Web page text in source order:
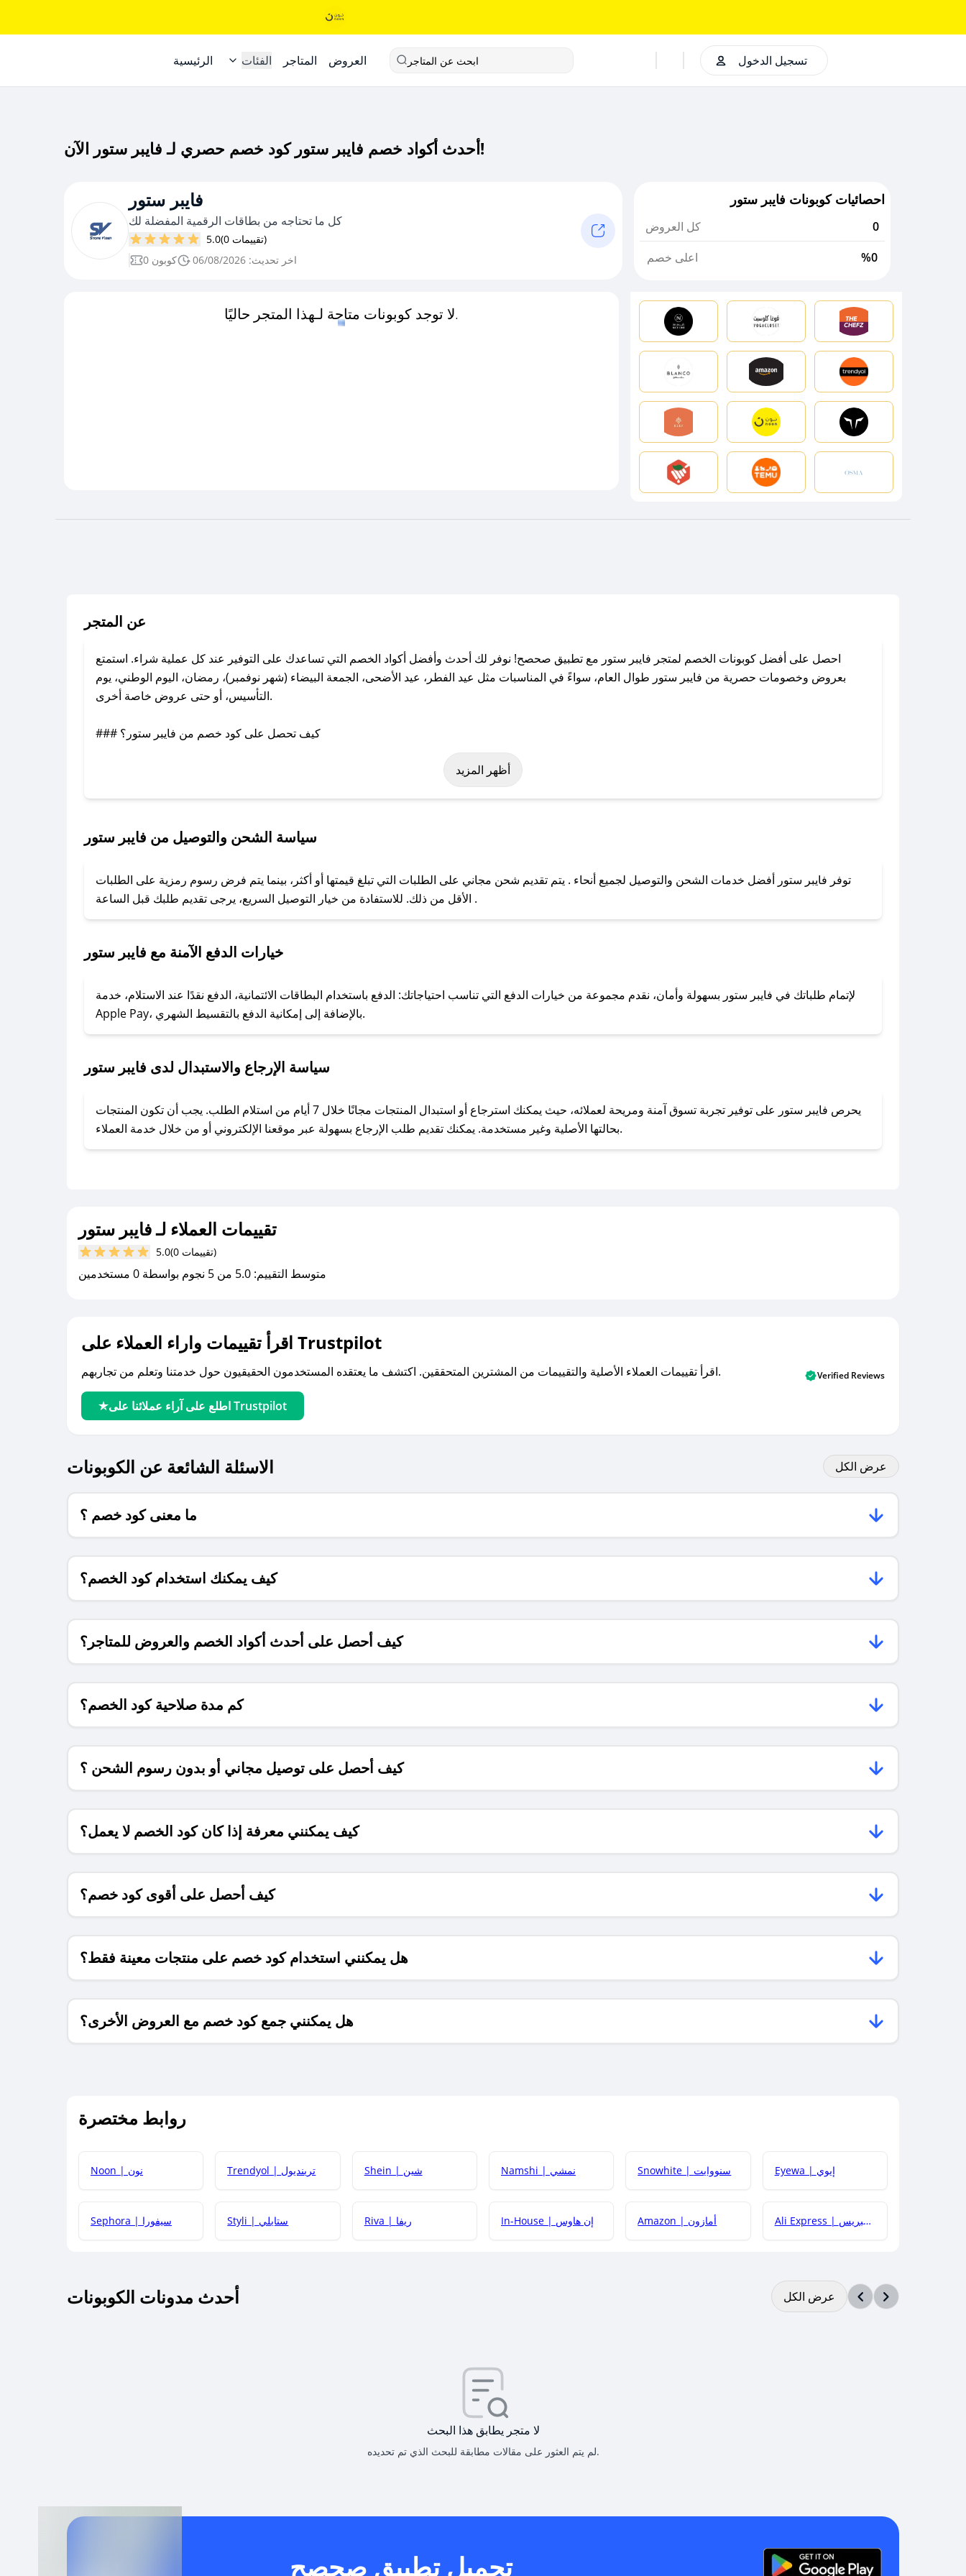
الرئيسية الفئات المتاجر العروض ابحث عن المتاجر تسجيل الدخول
أحدث أكواد خصم فايبر ستور كود خصم حصري لـ فايبر ستور الآن!
فايبر ستور
كل ما تحتاجه من بطاقات الرقمية المفضلة لك
5.0
(0 تقييمات)
0 كوبون
اخر تحديث: 06/08/2026
احصائيات كوبونات فايبر ستور
كل العروض
0
اعلى خصم
%0
لا توجد كوبونات متاحة لـهذا المتجر حاليًا.
عن المتجر
احصل على أفضل كوبونات الخصم لمتجر فايبر ستور مع تطبيق صحصح! نوفر لك أحدث وأفضل أكواد الخصم التي تساعدك على التوفير عند كل عملية شراء. استمتع
بعروض وخصومات حصرية من فايبر ستور طوال العام، سواءً في المناسبات مثل عيد الفطر، عيد الأضحى، الجمعة البيضاء (شهر نوفمبر)، رمضان، اليوم الوطني، يوم
التأسيس، أو حتى عروض خاصة أخرى.
### كيف تحصل على كود خصم من فايبر ستور؟
باستخدام تطبيق صحصح، يمكنك العثور بسهولة على كود خصم فايبر ستور. وفي حال عدم توفر الكوبون، تواصل معنا عبر تويتر أو البريد الإلكتروني لإضافته بسرعة.
لا تقلق! يمكنك التواصل مع فريق دعم صحصح عبر الرسائل الخاصة على تويتر أو البريد الإلكتروني، وسنقوم بحل المشكلة في أسرع وقت ممكن.
### ماذا أفعل إذا لم أجد كود خصم لمتجري المفضل؟
للحصول على كوبونات وخصومات حصرية، قم بما يلي:
- اضغط على أيقونة متابعة لمتجر فايبر ستور في تطبيق صحصح.
- تابع حسابنا الرسمي على تويتر وقم بتفعيل زر التنبيهات.
أظهر المزيد
سياسة الشحن والتوصيل من فايبر ستور
توفر فايبر ستور أفضل خدمات الشحن والتوصيل لجميع أنحاء . يتم تقديم شحن مجاني على الطلبات التي تبلغ قيمتها أو أكثر، بينما يتم فرض رسوم رمزية على الطلبات
الأقل من ذلك. للاستفادة من خيار التوصيل السريع، يرجى تقديم طلبك قبل الساعة .
خيارات الدفع الآمنة مع فايبر ستور
لإتمام طلباتك في فايبر ستور بسهولة وأمان، نقدم مجموعة من خيارات الدفع التي تناسب احتياجاتك: الدفع باستخدام البطاقات الائتمانية، الدفع نقدًا عند الاستلام، خدمة
Apple Pay، بالإضافة إلى إمكانية الدفع بالتقسيط الشهري.
سياسة الإرجاع والاستبدال لدى فايبر ستور
يحرص فايبر ستور على توفير تجربة تسوق آمنة ومريحة لعملائه، حيث يمكنك استرجاع أو استبدال المنتجات مجانًا خلال 7 أيام من استلام الطلب. يجب أن تكون المنتجات
بحالتها الأصلية وغير مستخدمة. يمكنك تقديم طلب الإرجاع بسهولة عبر موقعنا الإلكتروني أو من خلال خدمة العملاء.
تقييمات العملاء لـ فايبر ستور
5.0 (0 تقييمات)
متوسط التقييم: 5.0 من 5 نجوم بواسطة 0 مستخدمين
اقرأ تقييمات واراء العملاء على Trustpilot
اقرأ تقييمات العملاء الأصلية والتقييمات من المشترين المتحققين. اكتشف ما يعتقده المستخدمون الحقيقيون حول خدمتنا وتعلم من تجاربهم.
اطلع على آراء عملائنا على Trustpilot
Verified Reviews
الاسئلة الشائعة عن الكوبونات عرض الكل
ما معنى كود خصم ؟
كيف يمكنك استخدام كود الخصم؟
كيف أحصل على أحدث أكواد الخصم والعروض للمتاجر؟
كم مدة صلاحية كود الخصم؟
كيف أحصل على توصيل مجاني أو بدون رسوم الشحن ؟
كيف يمكنني معرفة إذا كان كود الخصم لا يعمل؟
كيف أحصل على أقوى كود خصم؟
هل يمكنني استخدام كود خصم على منتجات معينة فقط؟
هل يمكنني جمع كود خصم مع العروض الأخرى؟
روابط مختصرة
Noon | نون Trendyol | ترينديول Shein | شين Namshi | نمشي Snowhite | سنووايت Eyewa | إيوي
Sephora | سيفورا Styli | ستايلي Riva | ريفا In-House | إن هاوس Amazon | أمازون Ali Express | علي إكسبريس
أحدث مدونات الكوبونات عرض الكل
لا متجر يطابق هذا البحث
لم يتم العثور على مقالات مطابقة للبحث الذي تم تحديده.
تحميل تطبيق صحصح